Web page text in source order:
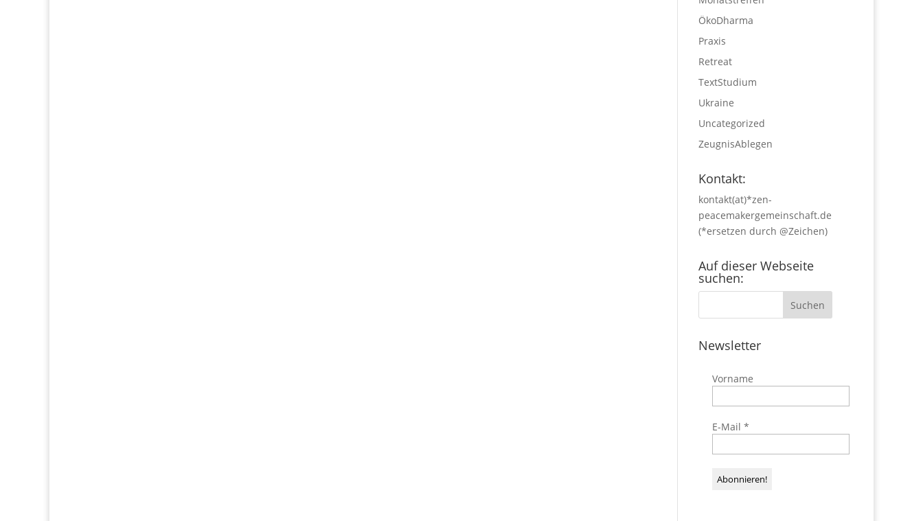
ÖkoDharma
Praxis
Retreat
TextStudium
Ukraine
Uncategorized
ZeugnisAblegen
Kontakt:
kontakt(at)*zen-
peacemakergemeinschaft.de
(*ersetzen durch @Zeichen)
Auf dieser Webseite
suchen:
Newsletter
Vorname
E-Mail *